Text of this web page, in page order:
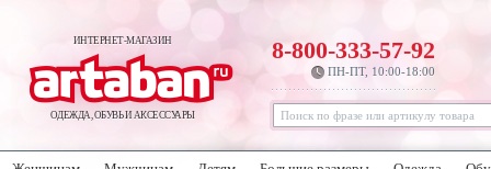
ИНТЕРНЕТ-МАГАЗИН
ОДЕЖДА, ОБУВЬ И АКСЕССУАРЫ
8-800-333-57-92
ПН-ПТ, 10:00-18:00